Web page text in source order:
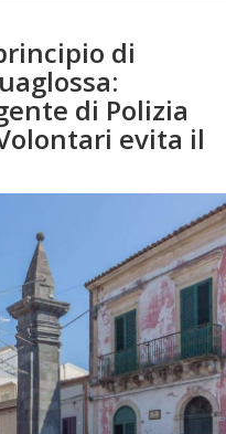
di
di Polizia
evita il